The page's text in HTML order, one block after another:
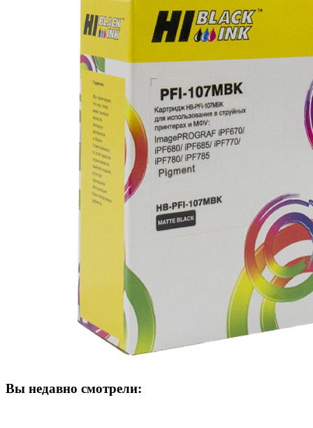
Вы недавно смотрели: